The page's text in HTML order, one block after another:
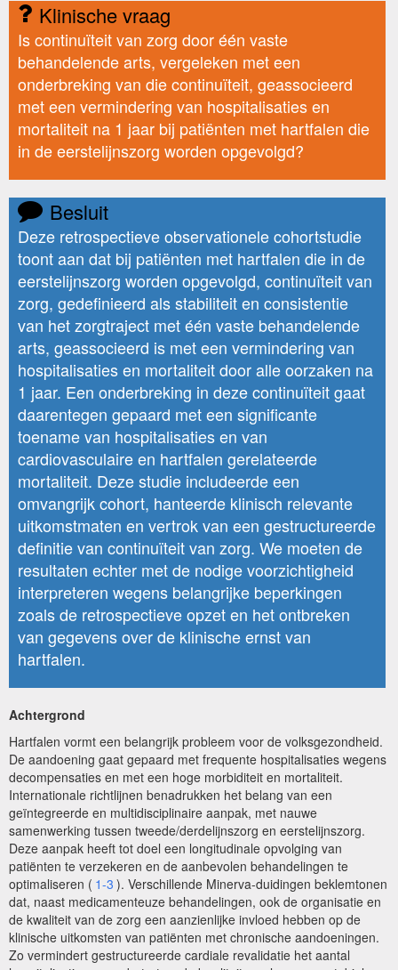
Klinische vraag
Is continuïteit van zorg door één vaste
behandelende arts, vergeleken met een
onderbreking van die continuïteit, geassocieerd
met een vermindering van hospitalisaties en
mortaliteit na 1 jaar bij patiënten met hartfalen die
in de eerstelijnszorg worden opgevolgd?
Besluit
Deze retrospectieve observationele cohortstudie
toont aan dat bij patiënten met hartfalen die in de
eerstelijnszorg worden opgevolgd, continuïteit van
zorg, gedefinieerd als stabiliteit en consistentie
van het zorgtraject met één vaste behandelende
arts, geassocieerd is met een vermindering van
hospitalisaties en mortaliteit door alle oorzaken na
1 jaar. Een onderbreking in deze continuïteit gaat
daarentegen gepaard met een significante
toename van hospitalisaties en van
cardiovasculaire en hartfalen gerelateerde
mortaliteit. Deze studie includeerde een
omvangrijk cohort, hanteerde klinisch relevante
uitkomstmaten en vertrok van een gestructureerde
definitie van continuïteit van zorg. We moeten de
resultaten echter met de nodige voorzichtigheid
interpreteren wegens belangrijke beperkingen
zoals de retrospectieve opzet en het ontbreken
van gegevens over de klinische ernst van
hartfalen.
Achtergrond
Hartfalen vormt een belangrijk probleem voor de volksgezondheid.
De aandoening gaat gepaard met frequente hospitalisaties wegens
decompensaties en met een hoge morbiditeit en mortaliteit.
Internationale richtlijnen benadrukken het belang van een
geïntegreerde en multidisciplinaire aanpak, met nauwe
samenwerking tussen tweede/derdelijnszorg en eerstelijnszorg.
Deze aanpak heeft tot doel een longitudinale opvolging van
patiënten te verzekeren en de aanbevolen behandelingen te
optimaliseren ( 1-3 ). Verschillende Minerva-duidingen beklemtonen
dat, naast medicamenteuze behandelingen, ook de organisatie en
de kwaliteit van de zorg een aanzienlijke invloed hebben op de
klinische uitkomsten van patiënten met chronische aandoeningen.
Zo vermindert gestructureerde cardiale revalidatie het aantal